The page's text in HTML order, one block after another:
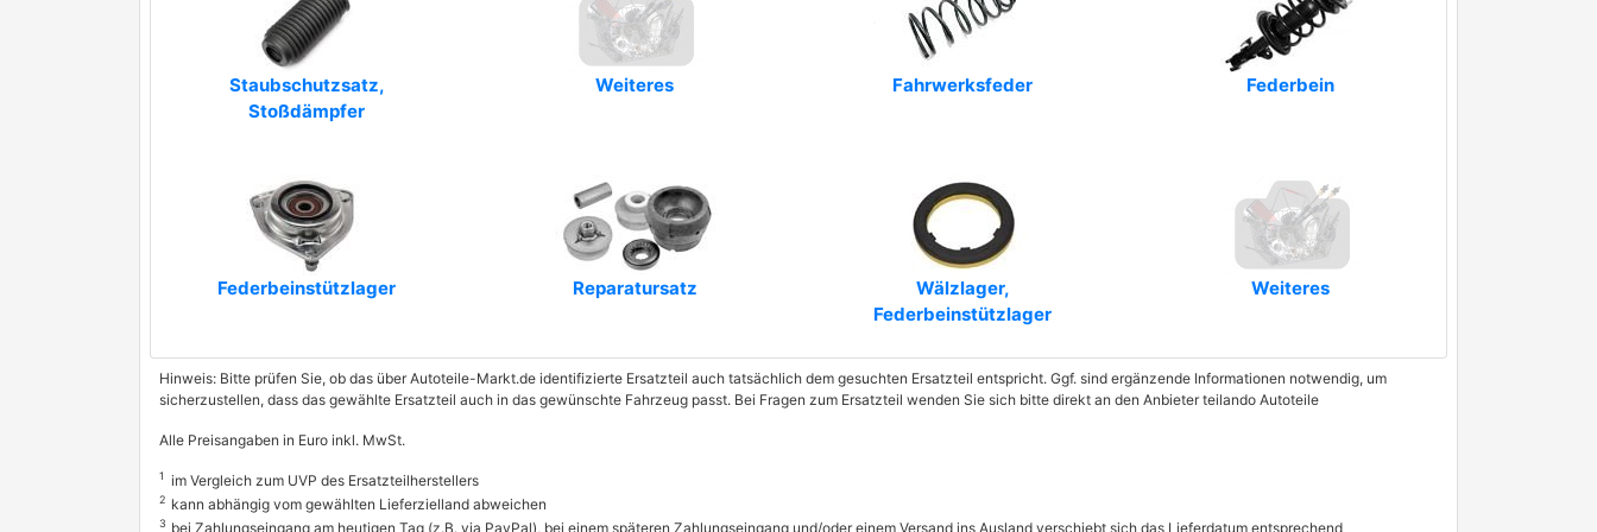
Art.-Nr.: 7170034
GOOM Art.-Nr.: F220G0787
J&S Automotive Art.-Nr.: MLS686493
JAPANPARTS Art.-Nr.: 9130291
KLAXCAR FRANCE Art.-Nr.: 46232z
MANDO Art.-Nr.: MSS020562
MONROE-AU
Staubschutzsatz,
Stoßdämpfer
Weiteres Fahrwerksfeder Federbein
Federbeinstützlager Reparatursatz
Wälzlager,
Federbeinstützlager
Weiteres
Hinweis: Bitte prüfen Sie, ob das über Autoteile-Markt.de identifizierte Ersatzteil auch tatsächlich dem gesuchten Ersatzteil entspricht. Ggf. sind ergänzende Informationen notwendig, um
sicherzustellen, dass das gewählte Ersatzteil auch in das gewünschte Fahrzeug passt. Bei Fragen zum Ersatzteil wenden Sie sich bitte direkt an den Anbieter teilando Autoteile
Alle Preisangaben in Euro inkl. MwSt.
1 im Vergleich zum UVP des Ersatzteilherstellers
2 kann abhängig vom gewählten Lieferzielland abweichen
3 bei Zahlungseingang am heutigen Tag (z.B. via PayPal), bei einem späteren Zahlungseingang und/oder einem Versand ins Ausland verschiebt sich das Lieferdatum entsprechend